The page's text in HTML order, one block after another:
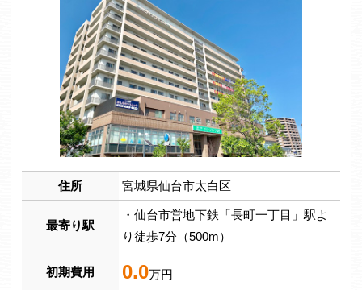
住所 宮城県仙台市太白区
最寄り駅
・仙台市営地下鉄「長町一丁目」駅よ
り徒歩7分（500m）
初期費用 0.0万円